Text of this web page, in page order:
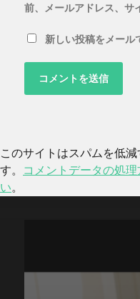
前、メールアドレス、サ
新しい投稿をメール
このサイトはスパムを低
す。
コメントデータの処
い。